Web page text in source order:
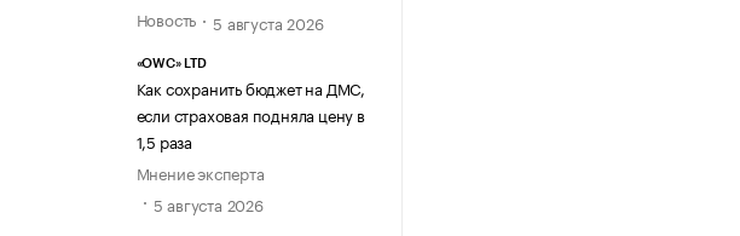
Новость
5 августа 2026
«OWC» LTD
Как сохранить бюджет на ДМС,
если страховая подняла цену в
1,5 раза
Мнение эксперта
5 августа 2026